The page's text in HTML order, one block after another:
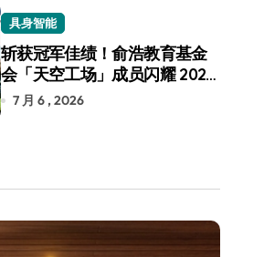
具身智能
斩获冠军佳绩！俞浩教育基金
会「天空工场」成员闪耀 2026
RoboCup 机器人世界杯
7 月 6 , 2026